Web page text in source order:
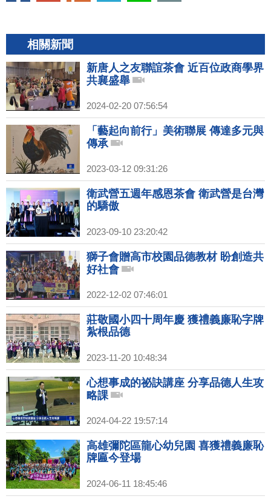
相關新聞
新唐人之友聯誼茶會 近百位政商學界
共襄盛舉
2024-02-20 07:56:54
「藝起向前行」美術聯展 傳達多元與
傳承
2023-03-12 09:31:26
衛武營五週年感恩茶會 衛武營是台灣
的驕傲
2023-09-10 23:20:42
獅子會贈高市校園品德教材 盼創造共
好社會
2022-12-02 07:46:01
莊敬國小四十周年慶 獲禮義廉恥字牌
紮根品德
2023-11-20 10:48:34
心想事成的祕訣講座 分享品德人生攻
略課
2024-04-22 19:57:14
高雄彌陀區龍心幼兒園 喜獲禮義廉恥
牌匾今登場
2024-06-11 18:45:46